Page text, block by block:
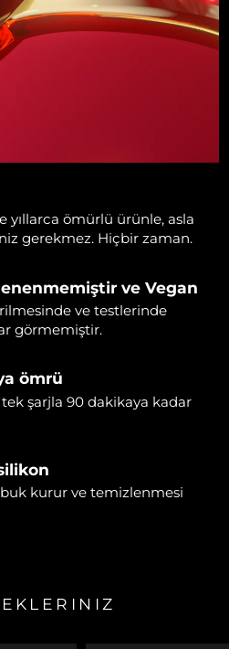
yıllarca ömürlü ürünle, asla
gerekmez. Hiçbir zaman.
ve Vegan
ve testlerinde
görmemiştir.
ömrü
şarjla 90 dakikaya kadar
kurur ve temizlenmesi